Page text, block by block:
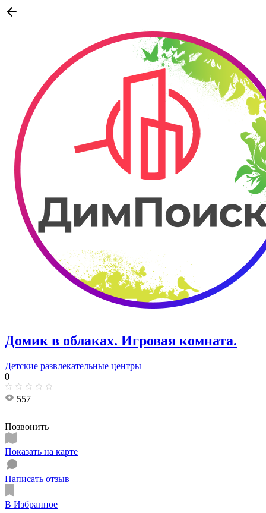
Домик в облаках. ​Игровая комната.
Детские развлекательные центры
0
557
Позвонить
Показать на карте
Написать отзыв
В Избранное